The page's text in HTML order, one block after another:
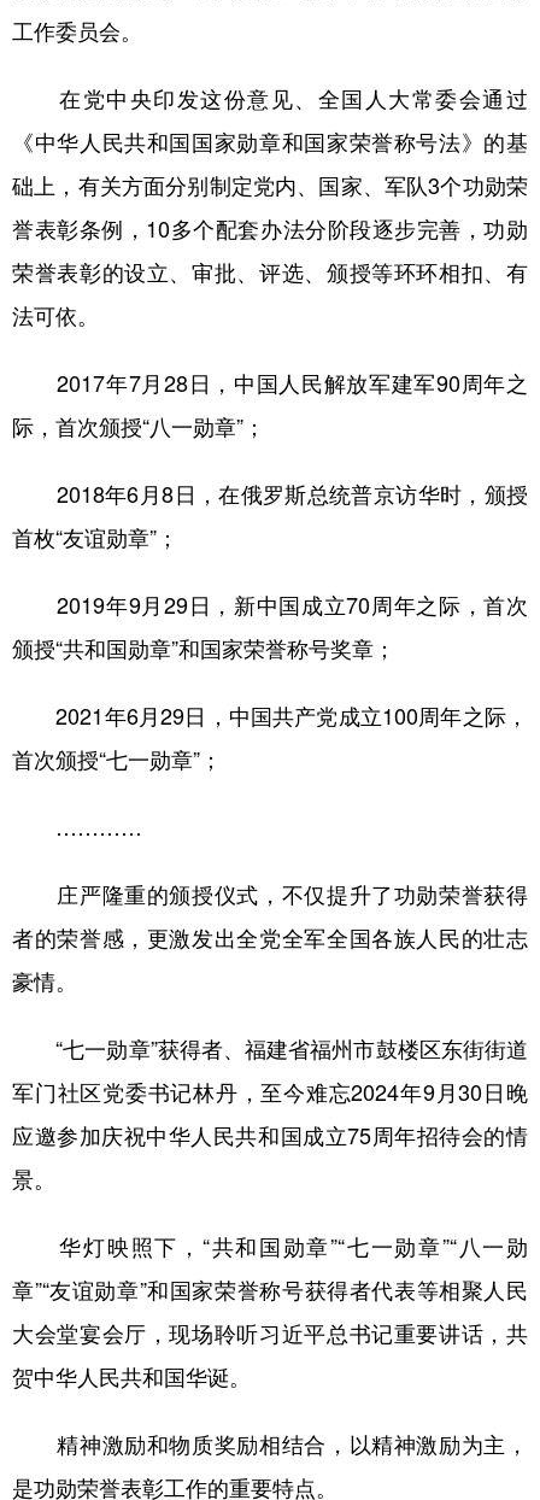
工作委员会。
在党中央印发这份意见、全国人大常委会通过
《中华人民共和国国家勋章和国家荣誉称号法》的基
础上，有关方面分别制定党内、国家、军队3个功勋荣
誉表彰条例，10多个配套办法分阶段逐步完善，功勋
荣誉表彰的设立、审批、评选、颁授等环环相扣、有
法可依。
2017年7月28日，中国人民解放军建军90周年之
际，首次颁授“八一勋章”；
2018年6月8日，在俄罗斯总统普京访华时，颁授
首枚“友谊勋章”；
2019年9月29日，新中国成立70周年之际，首次
颁授“共和国勋章”和国家荣誉称号奖章；
2021年6月29日，中国共产党成立100周年之际，
首次颁授“七一勋章”；
庄严隆重的颁授仪式，不仅提升了功勋荣誉获得
者的荣誉感，更激发出全党全军全国各族人民的壮志
豪情。
“七一勋章”获得者、福建省福州市鼓楼区东街街道
军门社区党委书记林丹，至今难忘2024年9月30日晚
应邀参加庆祝中华人民共和国成立75周年招待会的情
景。
华灯映照下，“共和国勋章”“七一勋章”“八一勋
章”“友谊勋章”和国家荣誉称号获得者代表等相聚人民
大会堂宴会厅，现场聆听习近平总书记重要讲话，共
贺中华人民共和国华诞。
精神激励和物质奖励相结合，以精神激励为主，
是功勋荣誉表彰工作的重要特点。